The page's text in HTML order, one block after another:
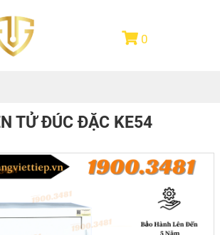
0
TỬ ĐÚC ĐẶC KE54